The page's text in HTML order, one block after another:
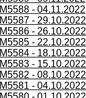
M5588 - 04.11.2022
M5587 - 29.10.2022
M5586 - 26.10.2022
M5585 - 22.10.2022
M5584 - 18.10.2022
M5583 - 15.10.2022
M5582 - 08.10.2022
M5581 - 04.10.2022